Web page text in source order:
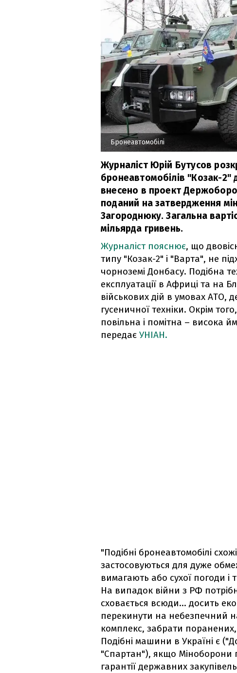
Бронеавтомобілі
Журналіст Юрій Бутусов
бронеавтомобілів "Козак-2"
внесено в проект
поданий на затвердження
Загороднюку. Загальна
мільярда гривень.
Журналіст пояснює, що
типу "Козак-2" і "Варта", не
чорноземі Донбасу. Подібна
експлуатації в Африці та на
військових дій в умовах АТО,
гусеничної техніки. Окрім
повільна і помітна – висока
передає УНІАН.
"Подібні бронеавтомобілі
застосовуються для дуже
вимагають або сухої погоди і
На випадок війни з РФ
сховається всюди... досить
перекинути на небезпечний
комплекс, забрати
Подібні машини в Україні є
"Спартан"), якщо Міноборони
гарантії державних